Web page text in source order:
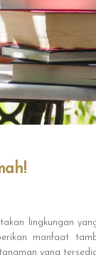
lingkungan
manfaat
yang